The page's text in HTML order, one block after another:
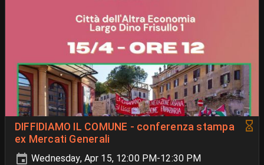
DIFFIDIAMO IL COMUNE - conferenza stampa
ex Mercati Generali
Wednesday, Apr 15, 12:00 PM-12:30 PM